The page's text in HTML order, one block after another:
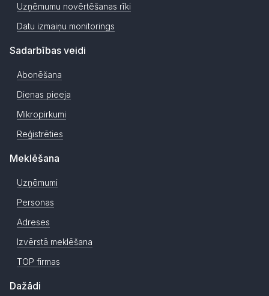
Uzņēmumu novērtēšanas rīki
Datu izmaiņu monitorings
Sadarbības veidi
Abonēšana
Dienas pieeja
Mikropirkumi
Reģistrēties
Meklēšana
Uzņēmumi
Personas
Adreses
Izvērstā meklēšana
TOP firmas
Dažādi